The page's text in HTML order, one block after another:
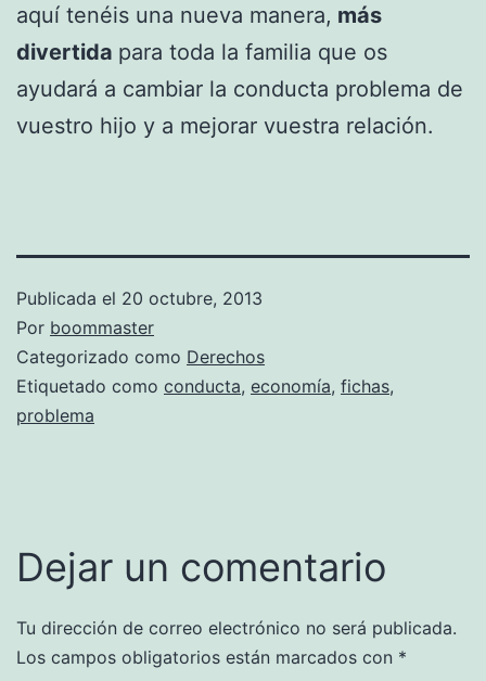
aquí tenéis una nueva manera, más
divertida para toda la familia que os
ayudará a cambiar la conducta problema de
vuestro hijo y a mejorar vuestra relación.
Publicada el 20 octubre, 2013
Por boommaster
Categorizado como Derechos
Etiquetado como conducta, economía, fichas,
problema
Dejar un comentario
Tu dirección de correo electrónico no será publicada.
Los campos obligatorios están marcados con *